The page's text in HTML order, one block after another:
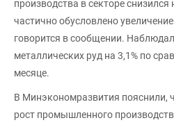
производства в секторе
частично обусловлено
говорится в сообщении.
металлических руд на 3,1% по
месяце.
В Минэкономразвития пояснили,
рост промышленного